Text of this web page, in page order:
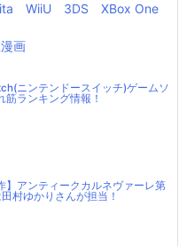
WiiU 3DS
XBox One
画
ニンテンドースイッチ)ゲームソ
筋ランキング情報！
】アンティークカルネヴァーレ第
村ゆかりさんが担当！